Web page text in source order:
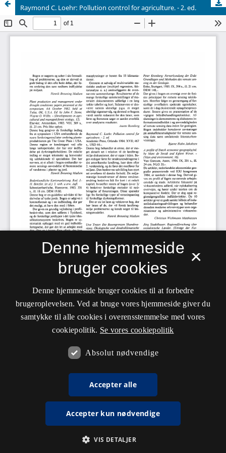
Raymond C. Loehr: Pollution control for agriculture. - 2. ed.
×
Denne hjemmeside
bruger cookies
Denne hjemmeside bruger cookies til at forbedre
brugeroplevelsen. Ved at bruge vores hjemmeside giver du
samtykke til alle cookies i overensstemmelse med vores
cookiepolitik. Se vores cookiepolitik
Absolut nødvendige
Accepter alle
Accepter kun nødvendige
VIS DETALJER